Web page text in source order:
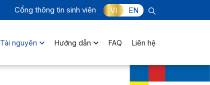
Cổng thông tin sinh viên VI EN
Tài nguyên Hướng dẫn FAQ Liên hệ